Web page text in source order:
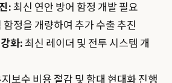
:최신 연안 방어 함정 개발 필요
함정을 개량하여 추가 수출 추진
화:최신 레이더 및 전투 시스템 개
보수 비용 절감 및 함대 현대화 진행